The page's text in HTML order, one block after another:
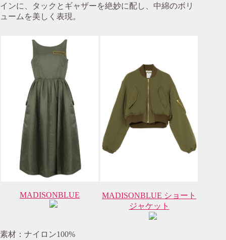
インに、タックとギャザーを絶妙に配し、中綿のボリ
ュームを美しく表現。
MADISONBLUE
MADISONBLUE ショート
ジャケット
素材：ナイロン100%